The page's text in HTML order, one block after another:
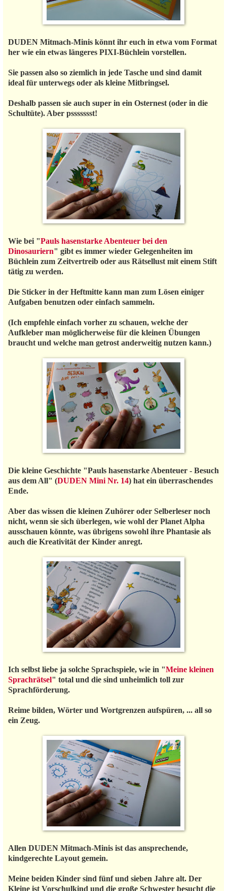
DUDEN Mitmach-Minis könnt ihr euch in etwa vom Format
her wie ein etwas längeres PIXI-Büchlein vorstellen.
Sie passen also so ziemlich in jede Tasche und sind damit
ideal für unterwegs oder als kleine Mitbringsel.
Deshalb passen sie auch super in ein Osternest (oder in die
Schultüte). Aber pssssssst!
Wie bei "Pauls hasenstarke Abenteuer bei den
Dinosauriern" gibt es immer wieder Gelegenheiten im
Büchlein zum Zeitvertreib oder aus Rätsellust mit einem Stift
tätig zu werden.
Die Sticker in der Heftmitte kann man zum Lösen einiger
Aufgaben benutzen oder einfach sammeln.
(Ich empfehle einfach vorher zu schauen, welche der
Aufkleber man möglicherweise für die kleinen Übungen
braucht und welche man getrost anderweitig nutzen kann.)
Die kleine Geschichte "Pauls hasenstarke Abenteuer - Besuch
aus dem All" (DUDEN Mini Nr. 14) hat ein überraschendes
Ende.
Aber das wissen die kleinen Zuhörer oder Selberleser noch
nicht, wenn sie sich überlegen, wie wohl der Planet Alpha
ausschauen könnte, was übrigens sowohl ihre Phantasie als
auch die Kreativität der Kinder anregt.
Ich selbst liebe ja solche Sprachspiele, wie in "Meine kleinen
Sprachrätsel" total und die sind unheimlich toll zur
Sprachförderung.
Reime bilden, Wörter und Wortgrenzen aufspüren, ... all so
ein Zeug.
Allen DUDEN Mitmach-Minis ist das ansprechende,
kindgerechte Layout gemein.
Meine beiden Kinder sind fünf und sieben Jahre alt. Der
Kleine ist Vorschulkind und die große Schwester besucht die